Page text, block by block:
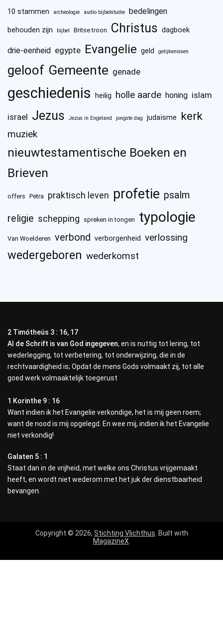
10 stammen archeologie audio bijbelstudie bedelingen
behouden zijn bijbel Britse troon Christus dagboek
drie-eenheid egypte Evangelie geld gelijkenissen
geloof Gemeente genade
geschiedenis heilig holle aarde honing islam
israel Jezus Jezus in Engeland jongste dag judaïsme kerk
muziek
nieuwtestamentische Boeken en
Brieven
offers Petra praktisch leven profetie psalm
religie schepping spreken in tongen typologie
Van Woelderen verbond verborgenheid verlossing
wedergeboren wederkomst
2 Timótheüs 3 : 16, 17
Al de Schrift is van God ingegeven, en is nuttig tot lering, tot
wederlegging, tot verbetering, tot onderwijzing, die in de
rechtvaardigheid is; Opdat de mens Gods volmaakt zij, tot alle
goed werk volmaaktelijk toegerust
1 Korinthe 9 : 16
Want indien ik het Evangelie verkondige, het is mij geen roem;
want de nood is mij opgelegd. En wee mij, indien ik het Evangelie
niet verkondig!
Galaten 5 : 1
Staat dan in de vrijheid, met welke ons Christus vrijgemaakt
heeft, en wordt niet wederom met het juk der dienstbaarheid
bevangen.
Copyright © 2026, Stichting Vlichthus . Built with
MagazineX